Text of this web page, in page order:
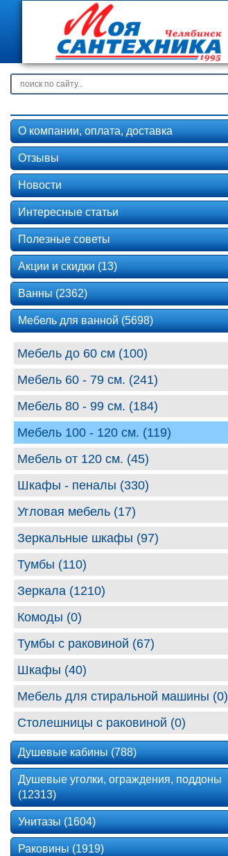
О компании, оплата, доставка
Отзывы
Новости
Интересные статьи
Полезные советы
Акции и скидки (13)
Ванны (2362)
Мебель для ванной (5698)
Мебель до 60 см (100)
Мебель 60 - 79 см. (241)
Мебель 80 - 99 cм. (184)
Мебель 100 - 120 см. (119)
Мебель от 120 см. (45)
Шкафы - пеналы (330)
Угловая мебель (17)
Зеркальные шкафы (97)
Тумбы (110)
Зеркала (1210)
Комоды (0)
Тумбы с раковиной (67)
Шкафы (40)
Мебель для стиральной машины (0)
Столешницы с раковиной (0)
Душевые кабины (788)
Душевые уголки, ограждения, поддоны
(12313)
Унитазы (1604)
Раковины (1919)